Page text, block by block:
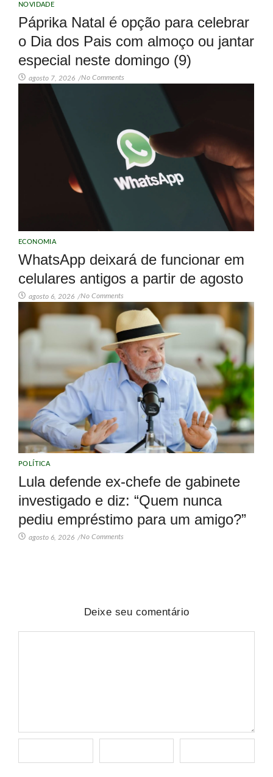
NOVIDADE
Páprika Natal é opção para celebrar
o Dia dos Pais com almoço ou jantar
especial neste domingo (9)
agosto 7, 2026 /No Comments
ECONOMIA
WhatsApp deixará de funcionar em
celulares antigos a partir de agosto
agosto 6, 2026 /No Comments
POLÍTICA
Lula defende ex-chefe de gabinete
investigado e diz: “Quem nunca
pediu empréstimo para um amigo?”
agosto 6, 2026 /No Comments
Deixe seu comentário